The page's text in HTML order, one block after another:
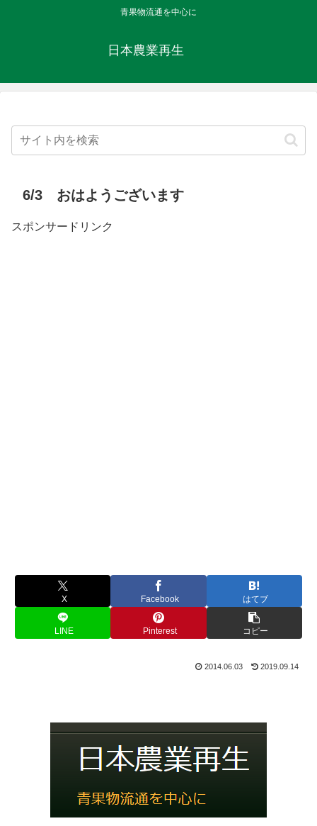
青果物流通を中心に
日本農業再生
6/3 おはようございます
スポンサードリンク
X Facebook はてブ
LINE Pinterest コピー
2014.06.03 2019.09.14